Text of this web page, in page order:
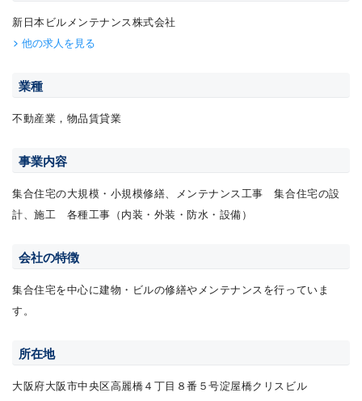
新日本ビルメンテナンス株式会社
他の求人を見る
業種
不動産業，物品賃貸業
事業内容
集合住宅の大規模・小規模修繕、メンテナンス工事 集合住宅の設
計、施工 各種工事（内装・外装・防水・設備）
会社の特徴
集合住宅を中心に建物・ビルの修繕やメンテナンスを行っていま
す。
所在地
大阪府大阪市中央区高麗橋４丁目８番５号淀屋橋クリスビル